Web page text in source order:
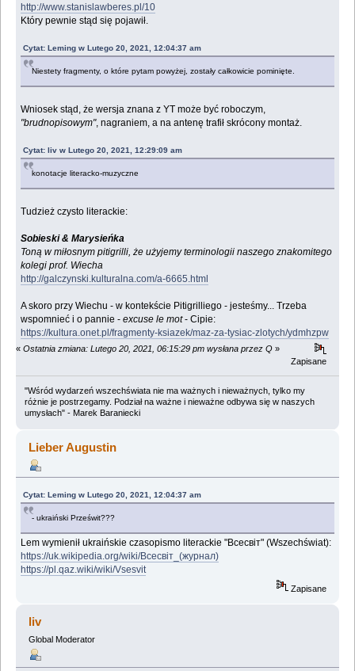
http://www.stanislawberes.pl/10
Który pewnie stąd się pojawił.
Cytat: Leming w Lutego 20, 2021, 12:04:37 am
Niestety fragmenty, o które pytam powyżej, zostały całkowicie pominięte.
Wniosek stąd, że wersja znana z YT może być roboczym,
"brudnopisowym", nagraniem, a na antenę trafił skrócony montaż.
Cytat: liv w Lutego 20, 2021, 12:29:09 am
konotacje literacko-muzyczne
Tudzież czysto literackie:
Sobieski & Marysieńka
Toną w miłosnym pitigrilli, że użyjemy terminologii naszego znakomitego
kolegi prof. Wiecha
http://galczynski.kulturalna.com/a-6665.html
A skoro przy Wiechu - w kontekście Pitigrilliego - jesteśmy... Trzeba
wspomnieć i o pannie -excuse le mot- Cipie:
https://kultura.onet.pl/fragmenty-ksiazek/maz-za-tysiac-zlotych/ydmhzpw
« Ostatnia zmiana: Lutego 20, 2021, 06:15:29 pm wysłana przez Q »
Zapisane
"Wśród wydarzeń wszechświata nie ma ważnych i nieważnych, tylko my
różnie je postrzegamy. Podział na ważne i nieważne odbywa się w naszych
umysłach" - Marek Baraniecki
Lieber Augustin
Cytat: Leming w Lutego 20, 2021, 12:04:37 am
- ukraiński Prześwit???
Lem wymienił ukraińskie czasopismo literackie "Всесвіт" (Wszechświat):
https://uk.wikipedia.org/wiki/Всесвіт_(журнал)
https://pl.qaz.wiki/wiki/Vsesvit
Zapisane
liv
Global Moderator